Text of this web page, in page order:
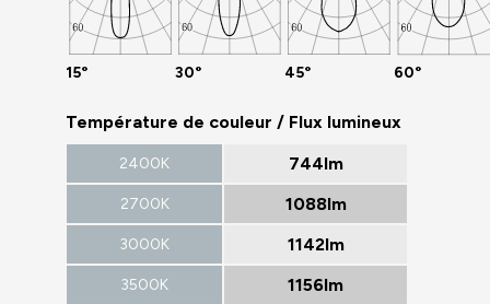
15° 30° 45° 60°
Température de couleur / Flux lumineux
2400K 744lm
2700K 1088lm
3000K 1142lm
3500K 1156lm